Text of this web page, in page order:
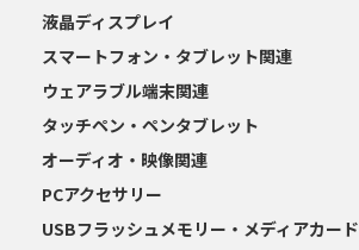
液晶ディスプレイ
スマートフォン・タブレット関連
ウェアラブル端末関連
タッチペン・ペンタブレット
オーディオ・映像関連
PCアクセサリー
USBフラッシュメモリー・メディアカード